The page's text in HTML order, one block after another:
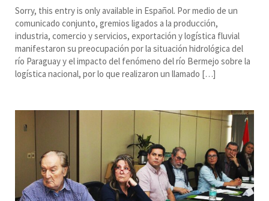
Sorry, this entry is only available in Español. Por medio de un
comunicado conjunto, gremios ligados a la producción,
industria, comercio y servicios, exportación y logística fluvial
manifestaron su preocupación por la situación hidrológica del
río Paraguay y el impacto del fenómeno del río Bermejo sobre la
logística nacional, por lo que realizaron un llamado […]